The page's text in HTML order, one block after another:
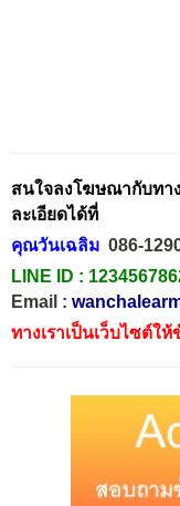
สนใจลงโฆษณากับทา
ละเอียดได้ที่
คุณวันเฉลิม 086-
LINE ID :
Email :
ทางเราเป็นเว็บไซต์ใ